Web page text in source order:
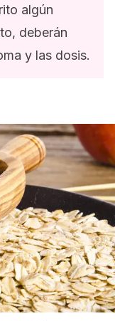
algún
deberán
y las dosis.